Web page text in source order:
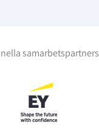
samarbetspartners